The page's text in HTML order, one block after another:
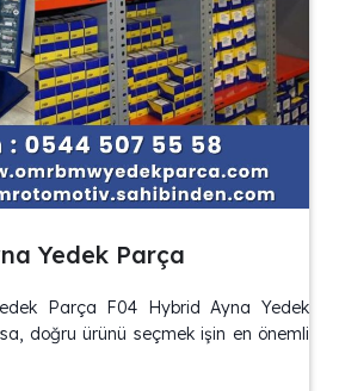
Yedek Parça
Parça F04 Hybrid Ayna Yedek
doğru ürünü seçmek işin en önemli